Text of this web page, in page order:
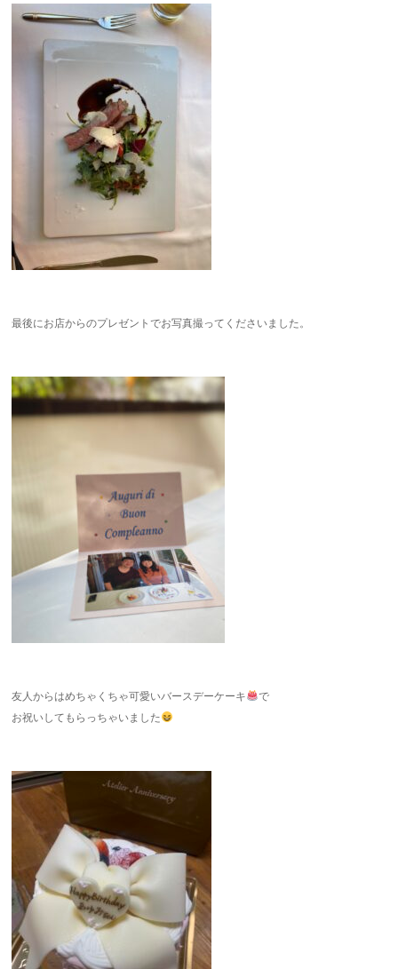
最後にお店からのプレゼントでお写真撮ってくださいました。
友人からはめちゃくちゃ可愛いバースデーケーキ
で
お祝いしてもらっちゃいました